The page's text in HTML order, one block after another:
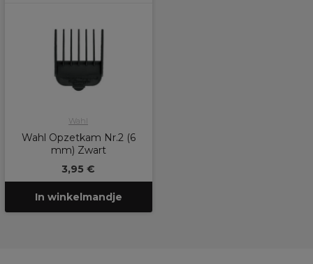
Wahl
Wahl Opzetkam Nr.2 (6
mm) Zwart
3,95 €
In winkelmandje